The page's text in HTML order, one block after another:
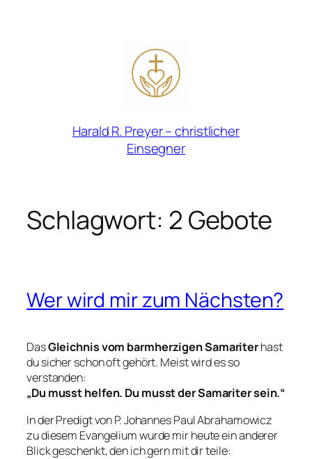
Harald R. Preyer – christlicher
Einsegner
Schlagwort: 2 Gebote
Wer wird mir zum Nächsten?
DasGleichnis vom barmherzigen Samariterhast
du sicher schon oft gehört. Meist wird es so
verstanden:
„Du musst helfen. Du musst der Samariter sein.“
In der Predigt von P. Johannes Paul Abrahamowicz
zu diesem Evangelium wurde mir heute ein anderer
Blick geschenkt, den ich gern mit dir teile: